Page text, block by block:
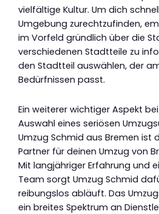
vielfältige Kultur. Um dich
Umgebung zurechtzufinden,
im Vorfeld gründlich über die
verschiedenen Stadtteile zu
den Stadtteil auswählen, der
Bedürfnissen passt.
Ein weiterer wichtiger Aspekt
Auswahl eines seriösen
Umzug Schmid aus Bremen ist
Partner für deinen Umzug von
Mit langjähriger Erfahrung und
Team sorgt Umzug Schmid
reibungslos abläuft. Das
ein breites Spektrum an